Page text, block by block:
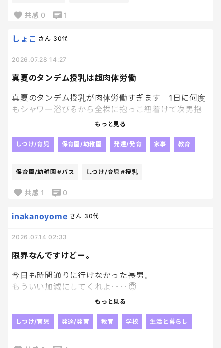
末子お気に入りの靴下だったから
考えもせず
足のサイズも大きくなってるに
決まってるーーーー笑
たっぷり汚せ！！笑
共感 0 1
真夏のタンデム授乳は超肉体労働
しょこ さん 30代
2026.07.28 14:27
真夏のタンデム授乳が肉体労働すぎます 1日に何度
もシャワー浴びるから全裸に抱っこ紐着けて次男抱
いてその上からバスローブ一枚羽織って 次男は飲み
手を突っ込んで乳頭を突いて催促 同時に長男は乳
いをプルプル 優しいねーと思いながらも次男のヨ
度は長男が鷲掴みしてプルンプルンさせて遊びま
なってぶっ倒れてます 喝を下さい！
もっと見る
しつけ/育児 保育園/幼稚園 発達/発育 家事 教育
保育園/幼稚園 #バス しつけ/育児 #授乳
共感 1 0
限界なんですけどー。
inakanoyome さん 30代
2026.07.14 02:33
今日も時間通りに行けなかった長男。
もういい加減にしてくれよ････😇
時間には間に合ってるのに、
集団登校が嫌なら嫌で良いって
もっと見る
しつけ/育児 発達/発育 教育 学校 生活と暮らし